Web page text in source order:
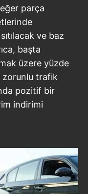
parça
ve baz
başta
üzere yüzde
zorunlu trafik
pozitif bir
indirimi